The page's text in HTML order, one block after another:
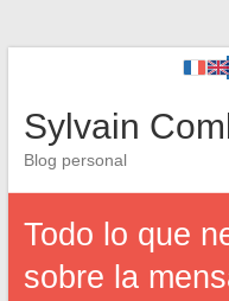
Sylvain
Blog personal
Todo lo que
sobre la